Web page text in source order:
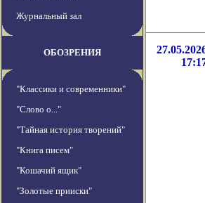
Журнальный зал
ОБОЗРЕНИЯ
"Классики и современники"
"Слово о..."
"Тайная история творений"
"Книга писем"
"Кошачий ящик"
"Золотые прииски"